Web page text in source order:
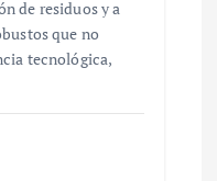
de residuos y a
que no
tecnológica,